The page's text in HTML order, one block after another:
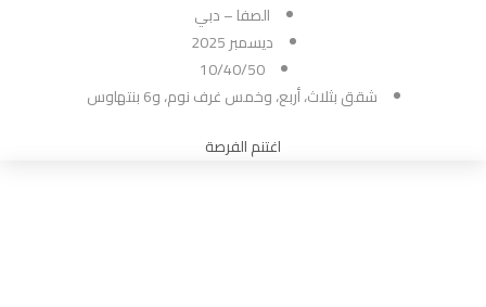
الصفا – دبي
ديسمبر 2025
10/40/50
شقق بثلاث، أربع، وخمس غرف نوم، و6 بنتهاوس
اغتنم الفرصة